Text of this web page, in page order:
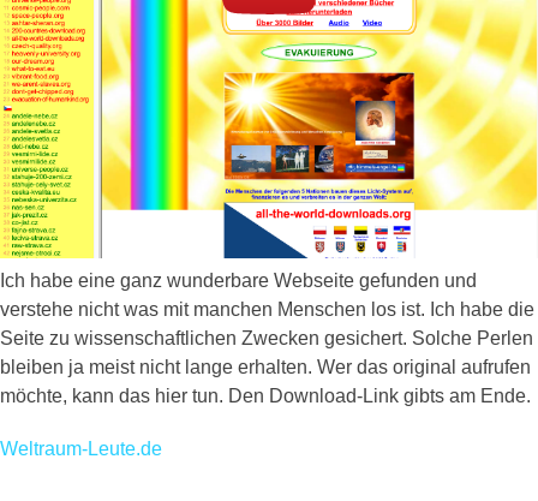
Ich habe eine ganz wunderbare Webseite gefunden und
verstehe nicht was mit manchen Menschen los ist. Ich habe die
Seite zu wissenschaftlichen Zwecken gesichert. Solche Perlen
bleiben ja meist nicht lange erhalten. Wer das original aufrufen
möchte, kann das hier tun. Den Download-Link gibts am Ende.
Weltraum-Leute.de